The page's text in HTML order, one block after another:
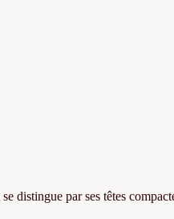
distingue par ses têtes